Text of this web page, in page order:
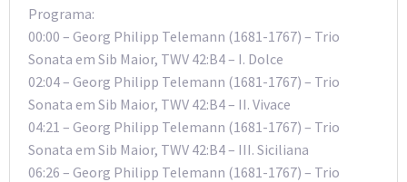
Programa:
00:00 – Georg Philipp Telemann (1681-1767) – Trio
Sonata em Sib Maior, TWV 42:B4 – I. Dolce
02:04 – Georg Philipp Telemann (1681-1767) – Trio
Sonata em Sib Maior, TWV 42:B4 – II. Vivace
04:21 – Georg Philipp Telemann (1681-1767) – Trio
Sonata em Sib Maior, TWV 42:B4 – III. Siciliana
06:26 – Georg Philipp Telemann (1681-1767) – Trio